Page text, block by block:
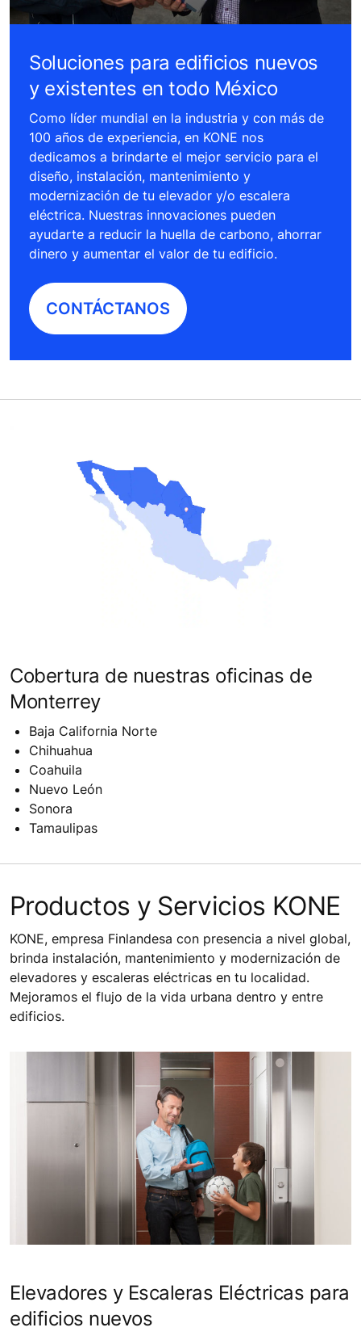
Soluciones para edificios nuevos
y existentes en todo México
Como líder mundial en la industria y con más de
100 años de experiencia, en KONE nos
dedicamos a brindarte el mejor servicio para el
diseño, instalación, mantenimiento y
modernización de tu elevador y/o escalera
eléctrica. Nuestras innovaciones pueden
ayudarte a reducir la huella de carbono, ahorrar
dinero y aumentar el valor de tu edificio.
CONTÁCTANOS
Cobertura de nuestras oficinas de
Monterrey
Baja California Norte
Chihuahua
Coahuila
Nuevo León
Sonora
Tamaulipas
Productos y Servicios KONE
KONE, empresa Finlandesa con presencia a nivel global,
brinda instalación, mantenimiento y modernización de
elevadores y escaleras eléctricas en tu localidad.
Mejoramos el flujo de la vida urbana dentro y entre
edificios.
Elevadores y Escaleras Eléctricas para
edificios nuevos